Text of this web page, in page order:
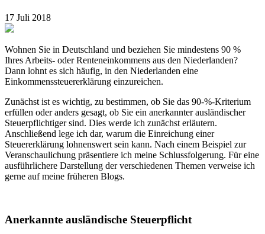
17 Juli 2018
Wohnen Sie in Deutschland und beziehen Sie mindestens 90 %
Ihres Arbeits- oder Renteneinkommens aus den Niederlanden?
Dann lohnt es sich häufig, in den Niederlanden eine
Einkommenssteuererklärung einzureichen.
Zunächst ist es wichtig, zu bestimmen, ob Sie das 90-%-Kriterium
erfüllen oder anders gesagt, ob Sie ein anerkannter ausländischer
Steuerpflichtiger sind. Dies werde ich zunächst erläutern.
Anschließend lege ich dar, warum die Einreichung einer
Steuererklärung lohnenswert sein kann. Nach einem Beispiel zur
Veranschaulichung präsentiere ich meine Schlussfolgerung. Für eine
ausführlichere Darstellung der verschiedenen Themen verweise ich
gerne auf meine früheren Blogs.
Anerkannte ausländische Steuerpflicht